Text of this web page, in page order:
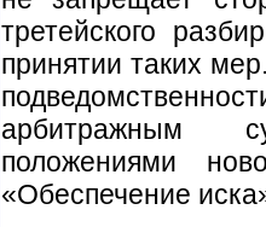
третейского
принятии таких
арбитражным
положениями
«Обеспечение